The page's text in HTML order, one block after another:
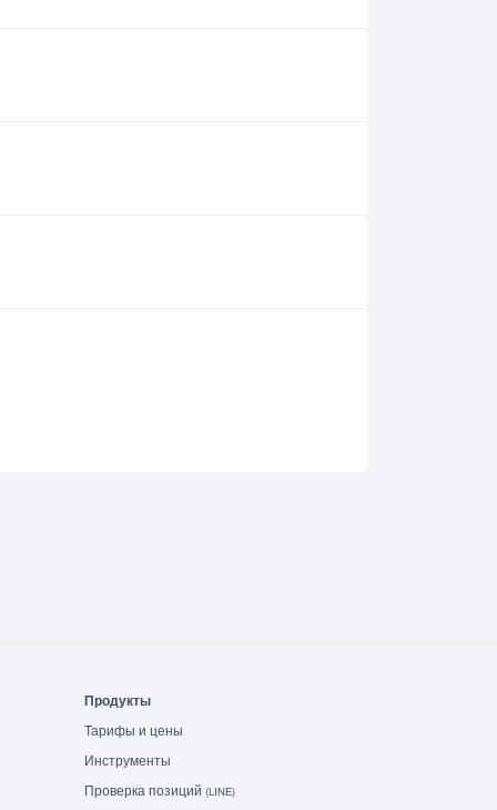
Продукты
Тарифы и цены
Инструменты
Проверка позиций (LINE)